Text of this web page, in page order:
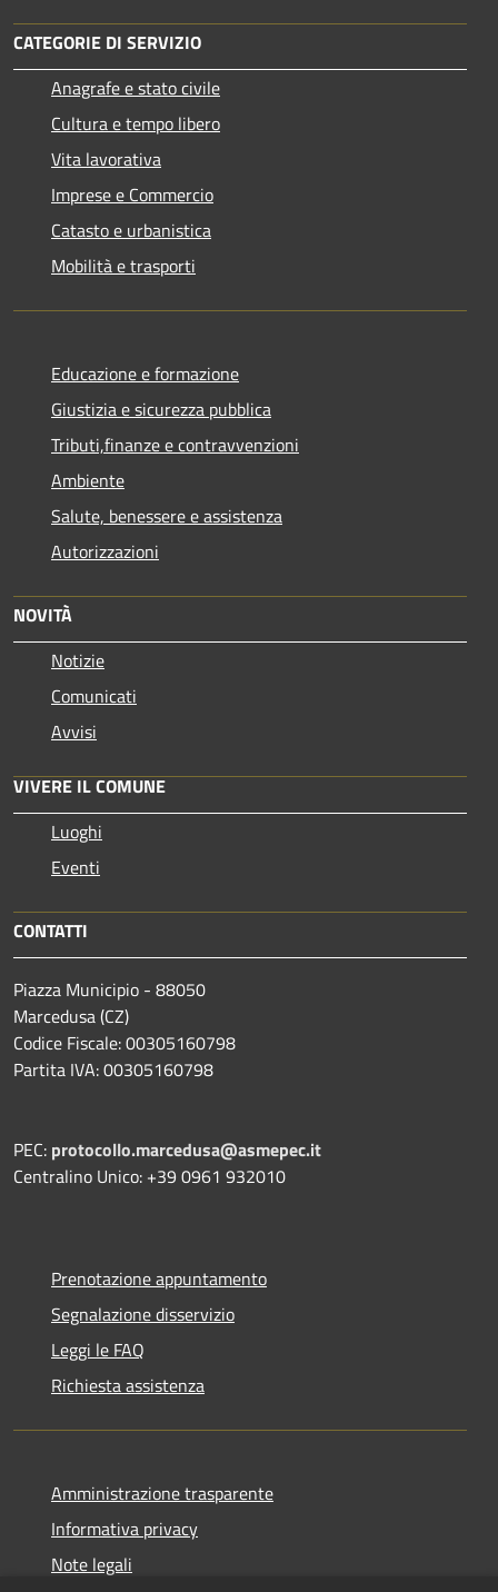
CATEGORIE DI SERVIZIO
Anagrafe e stato civile
Cultura e tempo libero
Vita lavorativa
Imprese e Commercio
Catasto e urbanistica
Mobilità e trasporti
Educazione e formazione
Giustizia e sicurezza pubblica
Tributi,finanze e contravvenzioni
Ambiente
Salute, benessere e assistenza
Autorizzazioni
NOVITÀ
Notizie
Comunicati
Avvisi
VIVERE IL COMUNE
Luoghi
Eventi
CONTATTI
Piazza Municipio - 88050
Marcedusa (CZ)
Codice Fiscale: 00305160798
Partita IVA: 00305160798
PEC: protocollo.marcedusa@asmepec.it
Centralino Unico: +39 0961 932010
Prenotazione appuntamento
Segnalazione disservizio
Leggi le FAQ
Richiesta assistenza
Amministrazione trasparente
Informativa privacy
Note legali